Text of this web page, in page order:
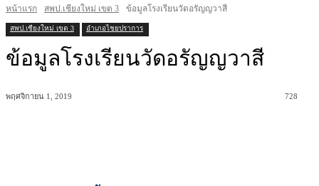
หน้าแรก สพป.เชียงใหม่ เขต 3 ข้อมูลโรงเรียนวัดอรัญญวาสี
สพป.เชียงใหม่ เขต 3 อำเภอไชยปราการ
ข้อมูลโรงเรียนวัดอรัญญวาสี
พฤศจิกายน 1, 2019 728